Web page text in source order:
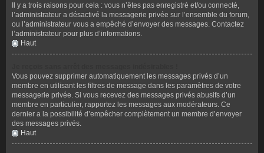
Il y a trois raisons pour cela : vous n’êtes pas enregistré et/ou connecté,
l’administrateur a désactivé la messagerie privée sur l’ensemble du forum,
ou l’administrateur vous a empêché d’envoyer des messages. Contactez
l’administrateur pour plus d’informations.
Haut
Vous pouvez supprimer automatiquement les messages privés d’un
membre en utilisant les filtres de message dans les paramètres de votre
messagerie privée. Si vous recevez des messages privés abusifs d’un
membre en particulier, rapportez les messages aux modérateurs. Ce
dernier a la possibilité d’empêcher complètement un membre d’envoyer
des messages privés.
Haut